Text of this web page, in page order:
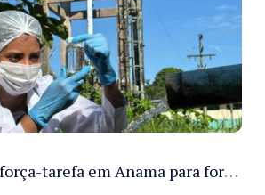
Cosama inicia força-tarefa em Anamã para fortalecer abastecimento de água e segurança hídrica da população